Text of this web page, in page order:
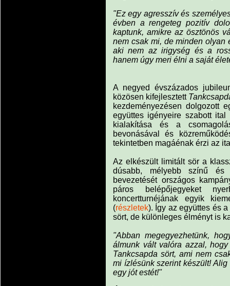
"Ez egy agresszív és
évben a rengeteg pozitív
kaptunk, amikre az ösztönös
nem csak mi, de minden olyan
aki nem az irigység és a
hanem úgy meri élni a saját
A negyed évszázados
közösen kifejlesztett
kezdeményezésen dolgozott
együttes igényeire szabott
kialakítása és a
bevonásával és
tekintetben magáénak érzi az
Az elkészült limitált sör a
dúsabb, mélyebb színű és
bevezetését országos
páros belépőjegyeket
koncertturnéjának egyik
(részletek). Így az együttes és a
sört, de különleges élményt is
"Abban megegyezhetünk,
álmunk vált valóra azzal,
Tankcsapda sört, ami nem
mi ízlésünk szerint készült!
egy jót estét!"